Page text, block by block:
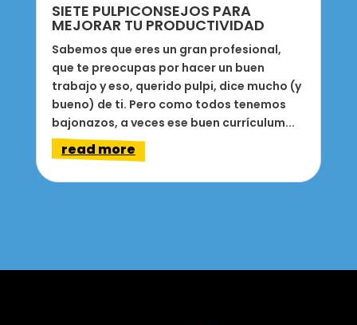
SIETE PULPICONSEJOS PARA
MEJORAR TU PRODUCTIVIDAD
Sabemos que eres un gran profesional,
que te preocupas por hacer un buen
trabajo y eso, querido pulpi, dice mucho (y
bueno) de ti. Pero como todos tenemos
bajonazos, a veces ese buen currículum...
read more